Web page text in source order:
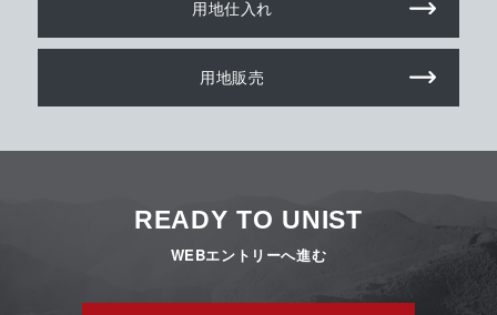
用地仕入れ
用地販売
READY TO UNIST
WEBエントリーへ進む